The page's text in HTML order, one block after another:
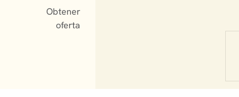
Obtener
oferta